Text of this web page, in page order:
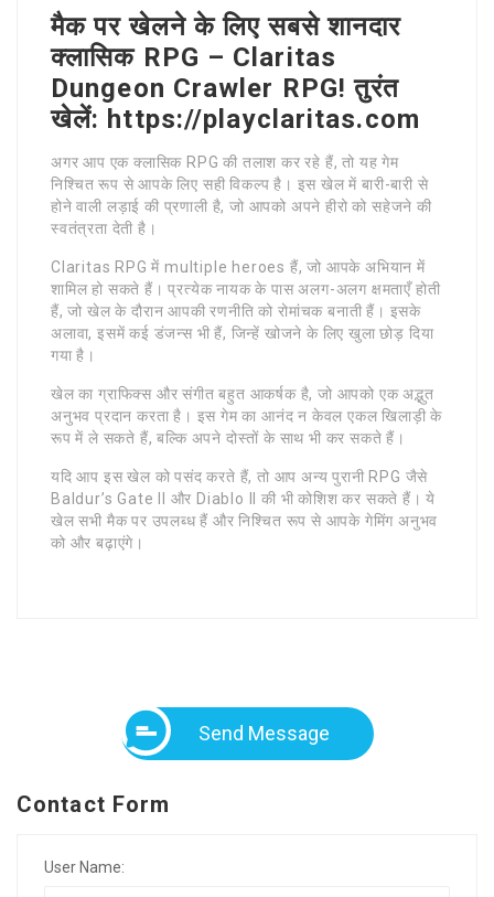
मैक पर खेलने के लिए सबसे शानदार
क्लासिक RPG – Claritas
Dungeon Crawler RPG! तुरंत
खेलें: https://playclaritas.com
अगर आप एक क्लासिक RPG की तलाश कर रहे हैं, तो यह गेम
निश्चित रूप से आपके लिए सही विकल्प है। इस खेल में बारी-बारी से
होने वाली लड़ाई की प्रणाली है, जो आपको अपने हीरो को सहेजने की
स्वतंत्रता देती है।
Claritas RPG में multiple heroes हैं, जो आपके अभियान में
शामिल हो सकते हैं। प्रत्येक नायक के पास अलग-अलग क्षमताएँ होती
हैं, जो खेल के दौरान आपकी रणनीति को रोमांचक बनाती हैं। इसके
अलावा, इसमें कई डंजन्स भी हैं, जिन्हें खोजने के लिए खुला छोड़ दिया
गया है।
खेल का ग्राफिक्स और संगीत बहुत आकर्षक है, जो आपको एक अद्भुत
अनुभव प्रदान करता है। इस गेम का आनंद न केवल एकल खिलाड़ी के
रूप में ले सकते हैं, बल्कि अपने दोस्तों के साथ भी कर सकते हैं।
यदि आप इस खेल को पसंद करते हैं, तो आप अन्य पुरानी RPG जैसे
Baldur’s Gate II और Diablo II की भी कोशिश कर सकते हैं। ये
खेल सभी मैक पर उपलब्ध हैं और निश्चित रूप से आपके गेमिंग अनुभव
को और बढ़ाएंगे।
Send Message
Contact Form
User Name: